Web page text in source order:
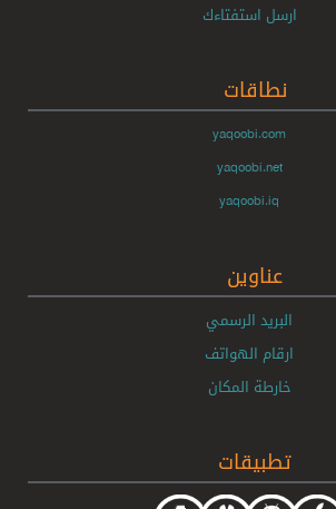
ارسل استفتاءك
نطاقات
yaqoobi.com
yaqoobi.net
yaqoobi.iq
عناوين
البريد الرسمي
ارقام الهواتف
خارطة المكان
تطبيقات